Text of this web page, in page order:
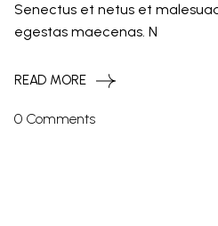
Senectus et netus et
egestas maecenas. N
READ MORE
0 Comments